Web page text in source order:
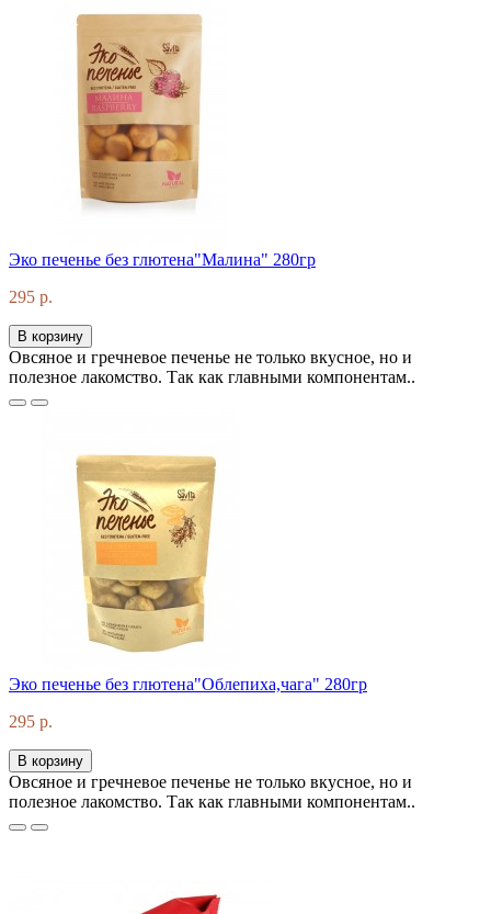
Эко печенье без глютена"Малина" 280гр
295 р.
В корзину
Овсяное и гречневое печенье не только вкусное, но и
полезное лакомство. Так как главными компонентам..
Эко печенье без глютена"Облепиха,чага" 280гр
295 р.
В корзину
Овсяное и гречневое печенье не только вкусное, но и
полезное лакомство. Так как главными компонентам..